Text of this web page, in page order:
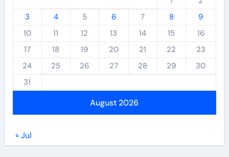
August 2026
3
4 5 6 7 8
9
10
11 12 13 14 15
16
17
18 19 20 21 22
23
24
25 26 27 28 29
30
31
« Jul